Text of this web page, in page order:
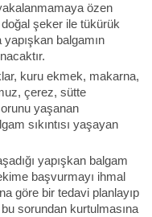
özen
şeker ile tükürük
yapışkan balgamın
kuru ekmek, makarna,
çerez, sütte
yaşanan
sıkıntısı yaşayan
yapışkan balgam
başvurmayı ihmal
göre bir tedavi planlayıp
sorundan kurtulmasına